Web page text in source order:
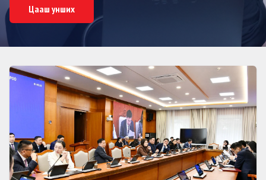
суудлын хуралдаан болов…Тодруулбал, Монгол
Улсын Үндсэн хуулийн цэцийн 2025 оны 10
дугаар сарын 22-ны өдрийн их суудлын
дарга, гишүүн Х.Булгантуяагийн үйл ажиллагаа
болон Монгол Улсын Их Хурлын чуулганы 2025
оны 10 дугаар сарын 17-ны өдрийн нэгдсэн
хуралдаанаас гарсан “Монгол Улсын Ерөнхий
сайдыг огцруулах тухай” 95 дугаар тогтоол нь
Монгол Улсын Үндсэн хуулийн холбогдох заалтыг
зөрчсөн эсэх тухай маргааныг хянан
шийдвэрлэж, 08 дугаар дүгнэлтийг гаргалаа. Тус
Цааш унших